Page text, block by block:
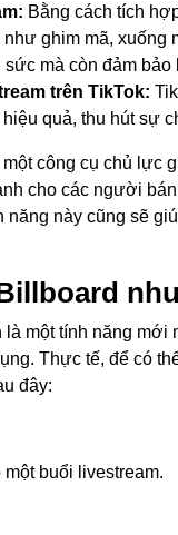
Bằng cách tích
ghim mã,
mà còn đảm
trên TikTok:
quả, thu hút sự
công cụ chủ lực
cho các người
này cũng sẽ
là một tính năng
Thực tế, để có
đây:
buổi livestream.